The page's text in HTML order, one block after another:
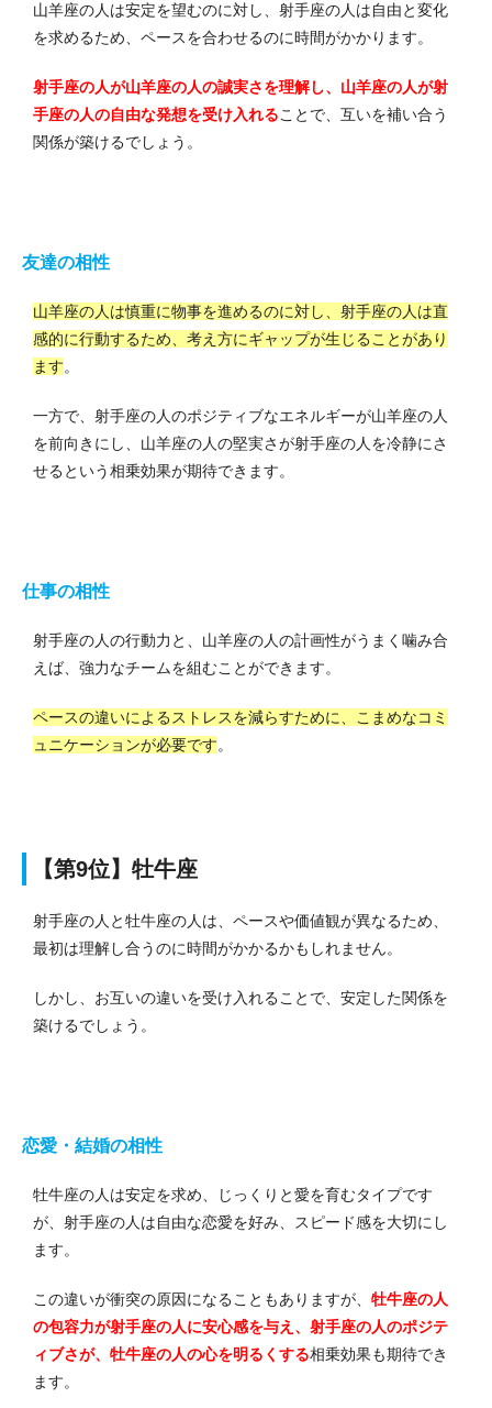
山羊座の人は安定を望むのに対し、射手座の人は自由と変化
を求めるため、ペースを合わせるのに時間がかかります。
射手座の人が山羊座の人の誠実さを理解し、山羊座の人が射
手座の人の自由な発想を受け入れることで、互いを補い合う
関係が築けるでしょう。
友達の相性
山羊座の人は慎重に物事を進めるのに対し、射手座の人は直
感的に行動するため、考え方にギャップが生じることがあり
ます。
一方で、射手座の人のポジティブなエネルギーが山羊座の人
を前向きにし、山羊座の人の堅実さが射手座の人を冷静にさ
せるという相乗効果が期待できます。
仕事の相性
射手座の人の行動力と、山羊座の人の計画性がうまく噛み合
えば、強力なチームを組むことができます。
ペースの違いによるストレスを減らすために、こまめなコミ
ュニケーションが必要です。
【第9位】牡牛座
射手座の人と牡牛座の人は、ペースや価値観が異なるため、
最初は理解し合うのに時間がかかるかもしれません。
しかし、お互いの違いを受け入れることで、安定した関係を
築けるでしょう。
恋愛・結婚の相性
牡牛座の人は安定を求め、じっくりと愛を育むタイプです
が、射手座の人は自由な恋愛を好み、スピード感を大切にし
ます。
この違いが衝突の原因になることもありますが、 牡牛座の人
の包容力が射手座の人に安心感を与え、射手座の人のポジテ
ィブさが、牡牛座の人の心を明るくする相乗効果も期待でき
ます。